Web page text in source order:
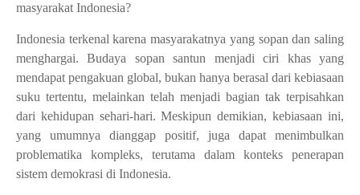
masyarakat Indonesia?
Indonesia terkenal karena masyarakatnya yang sopan dan saling
menghargai. Budaya sopan santun menjadi ciri khas yang
mendapat pengakuan global, bukan hanya berasal dari kebiasaan
suku tertentu, melainkan telah menjadi bagian tak terpisahkan
dari kehidupan sehari-hari. Meskipun demikian, kebiasaan ini,
yang umumnya dianggap positif, juga dapat menimbulkan
problematika kompleks, terutama dalam konteks penerapan
sistem demokrasi di Indonesia.